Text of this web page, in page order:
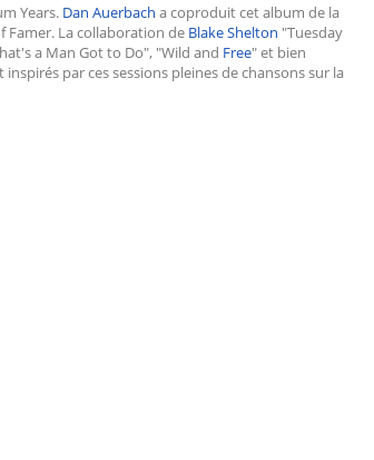
Years. Dan Auerbach a coproduit cet album de la
Famer. La collaboration de Blake Shelton "Tuesday
a Man Got to Do", "Wild and Free" et bien
par ces sessions pleines de chansons sur la